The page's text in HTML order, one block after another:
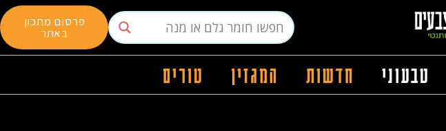
פרסום מתכון
באתר
טבעוני חדשות המגזין טורים